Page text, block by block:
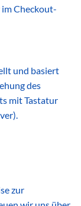
Checkout-
und basiert
des
mit Tastatur
zur